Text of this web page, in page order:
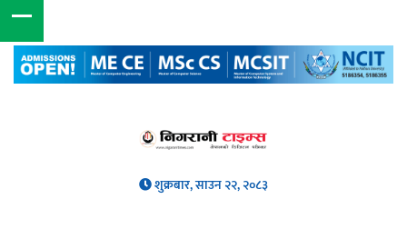
शुक्रबार, साउन २२, २०८३